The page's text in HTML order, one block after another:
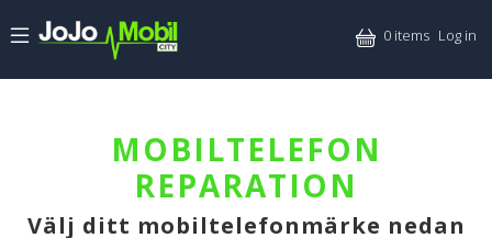
0 items Log in
MOBILTELEFON
REPARATION
Välj ditt mobiltelefonmärke nedan